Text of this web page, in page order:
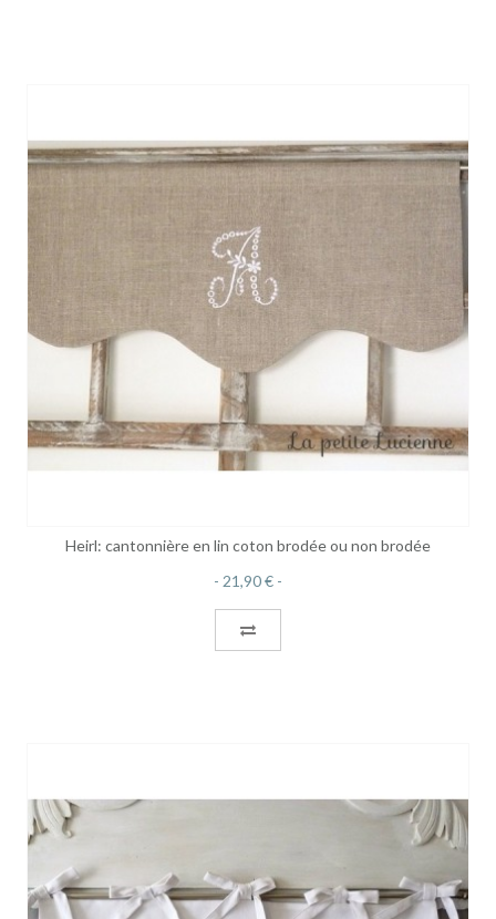
Heirl: cantonnière en lin coton brodée ou non brodée
21,90 €